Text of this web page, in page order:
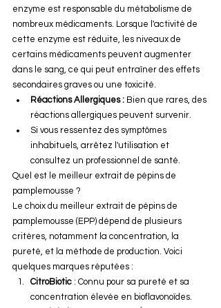
enzyme est responsable du métabolisme de
nombreux médicaments. Lorsque l'activité de
cette enzyme est réduite, les niveaux de
certains médicaments peuvent augmenter
dans le sang, ce qui peut entraîner des effets
secondaires graves ou une toxicité.
Réactions Allergiques : Bien que rares, des
réactions allergiques peuvent survenir.
Si vous ressentez des symptômes
inhabituels, arrêtez l'utilisation et
consultez un professionnel de santé.
Quel est le meilleur extrait de pépins de
pamplemousse ?
Le choix du meilleur extrait de pépins de
pamplemousse (EPP) dépend de plusieurs
critères, notamment la concentration, la
pureté, et la méthode de production. Voici
quelques marques réputées :
CitroBiotic : Connu pour sa pureté et sa
concentration élevée en bioflavonoïdes.